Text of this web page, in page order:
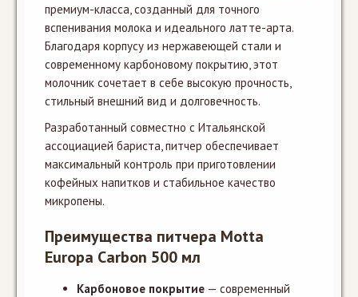
премиум-класса, созданный для точного
вспенивания молока и идеального латте-арта.
Благодаря корпусу из нержавеющей стали и
современному карбоновому покрытию, этот
молочник сочетает в себе высокую прочность,
стильный внешний вид и долговечность.
Разработанный совместно с Итальянской
ассоциацией бариста, питчер обеспечивает
максимальный контроль при приготовлении
кофейных напитков и стабильное качество
микропены.
Преимущества питчера Motta
Europa Carbon 500 мл
Карбоновое покрытие — современный